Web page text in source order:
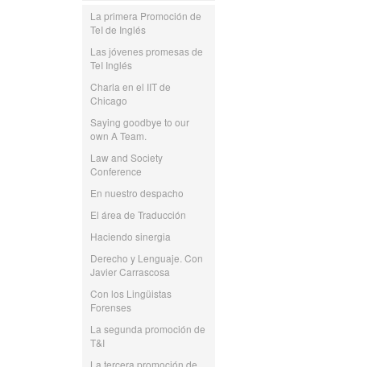
La primera Promoción de
TeI de Inglés
Las jóvenes promesas de
TeI Inglés
Charla en el IIT de
Chicago
Saying goodbye to our
own A Team.
Law and Society
Conference
En nuestro despacho
El área de Traducción
Haciendo sinergia
Derecho y Lenguaje. Con
Javier Carrascosa
Con los Lingüistas
Forenses
La segunda promoción de
T&I
La tercera promoción de